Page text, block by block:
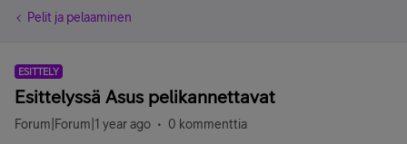
Pelit ja pelaaminen
ESITTELY
Esittelyssä Asus pelikannettavat
Forum|Forum|1 year ago 0 kommenttia